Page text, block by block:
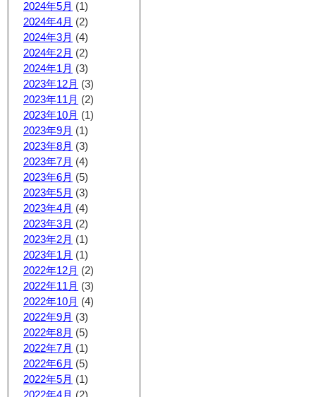
2024年5月 (1)
2024年4月 (2)
2024年3月 (4)
2024年2月 (2)
2024年1月 (3)
2023年12月 (3)
2023年11月 (2)
2023年10月 (1)
2023年9月 (1)
2023年8月 (3)
2023年7月 (4)
2023年6月 (5)
2023年5月 (3)
2023年4月 (4)
2023年3月 (2)
2023年2月 (1)
2023年1月 (1)
2022年12月 (2)
2022年11月 (3)
2022年10月 (4)
2022年9月 (3)
2022年8月 (5)
2022年7月 (1)
2022年6月 (5)
2022年5月 (1)